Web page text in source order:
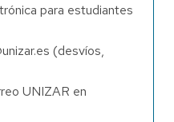
para estudiantes
(desvíos,
UNIZAR en